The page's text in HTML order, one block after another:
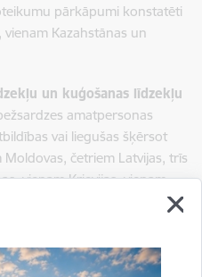
pārkāpumi konstatēti
Kazahstānas un
un kuģošanas līdzekļu
amatpersonas
vai liegušas šķērsot
četriem Latvijas, trīs
vienam Krievijas, vienam